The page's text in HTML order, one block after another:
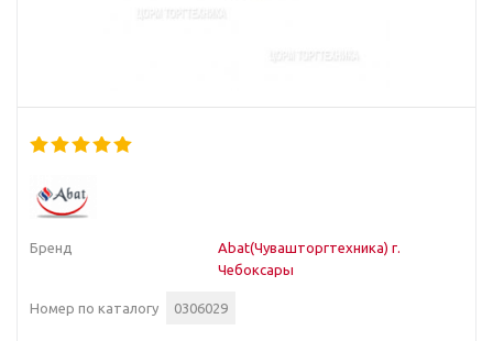
Бренд
Abat(Чувашторгтехника) г.
Чебоксары
Номер по каталогу 0306029